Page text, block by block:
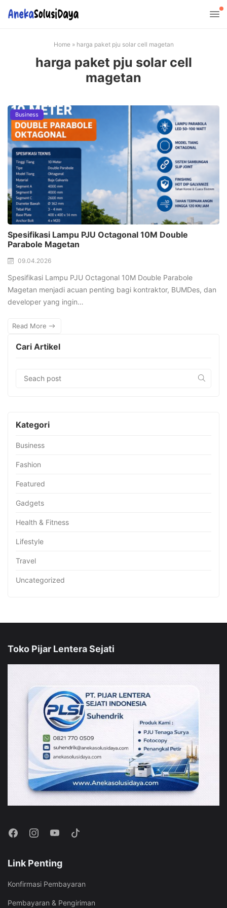
Home» harga paket pju solar cell magetan
harga paket pju solar cell
magetan
Business
Spesifikasi Lampu PJU Octagonal 10M Double
Parabole Magetan
09.04.2026
Spesifikasi Lampu PJU Octagonal 10M Double Parabole
Magetan menjadi acuan penting bagi kontraktor, BUMDes, dan
developer yang ingin…
Read More
Cari Artikel
Kategori
Business
Fashion
Featured
Gadgets
Health & Fitness
Lifestyle
Travel
Uncategorized
Toko Pijar Lentera Sejati
Link Penting
Konfirmasi Pembayaran
Pembayaran & Pengiriman